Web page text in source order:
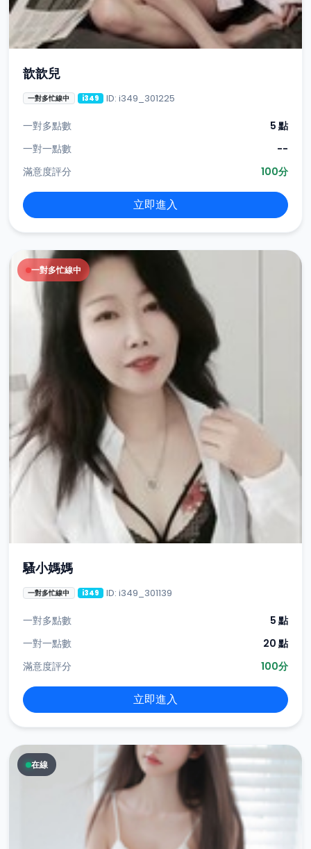
歆歆兒
一對多忙線中 i349 ID: i349_301225
一對多點數
5 點
一對一點數
--
滿意度評分
100分
立即進入
一對多忙線中
騷小媽媽
一對多忙線中 i349 ID: i349_301139
一對多點數
5 點
一對一點數
20 點
滿意度評分
100分
立即進入
在線